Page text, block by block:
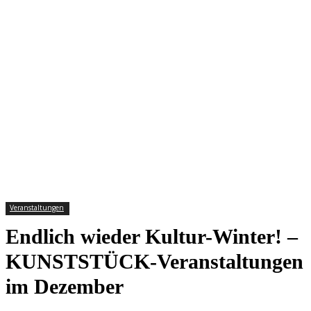
Veranstaltungen
Endlich wieder Kultur-Winter! –
KUNSTSTÜCK-Veranstaltungen
im Dezember